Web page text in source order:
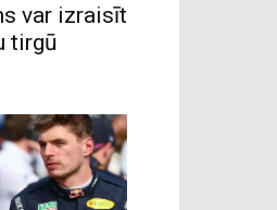
var izraisīt
tirgū